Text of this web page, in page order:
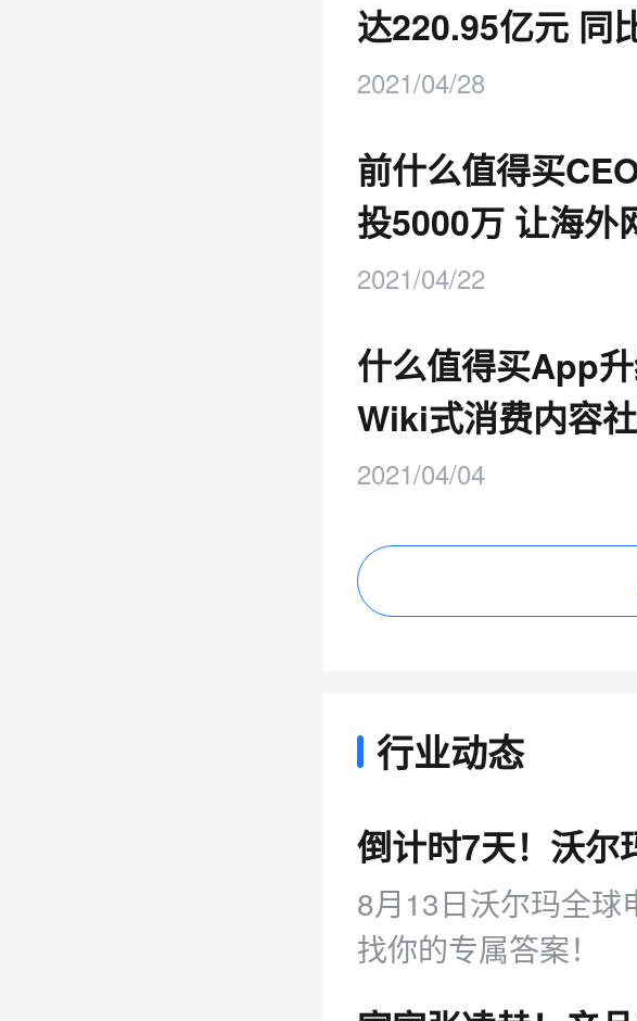
达220.95亿元 同
2021/04/28
前什么值得买
投5000万 让海外
2021/04/22
什么值得买App
Wiki式消费内容
2021/04/04
行业动态
8月13日沃尔玛全球
找你的专属答案！